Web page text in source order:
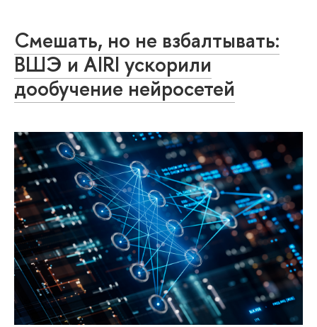
Смешать, но не взбалтывать:
ВШЭ и AIRI ускорили
дообучение нейросетей